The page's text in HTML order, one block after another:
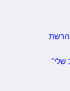
הרשת
שלי"